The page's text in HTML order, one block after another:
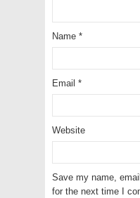
Name *
Email *
Website
Save my name,
for the next time I